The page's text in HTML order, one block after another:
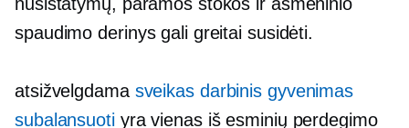
spaudimo derinys gali greitai susidėti.
atsižvelgdama sveikas darbinis gyvenimas
subalansuotiyra vienas iš esminių perdegimo